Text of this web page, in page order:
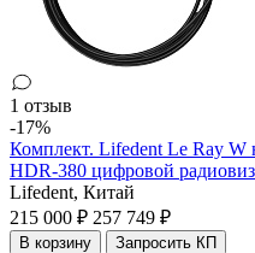
1 отзыв
-17%
Комплект. Lifedent Le Ray W
HDR-380 цифровой
Lifedent, Китай
215 000 ₽ 257 749 ₽
В корзину Запросить КП